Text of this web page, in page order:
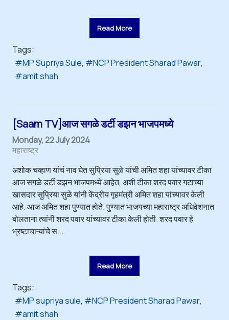
Read More
Tags:
MP Supriya Sule
NCP President Sharad Pawar
amit shah
[Saam TV]आज सगळे डर्टी डझन भाजपमध्ये
Monday, 22 July 2024
महाराष्ट्र
अशोक चव्हाण यांचं नाव घेत सुप्रिया सुळे यांची अमित शहा यांच्यावर टीका
आज सगळे डर्टी डझन भाजपमध्ये आहेत, अशी टीका शरद पवार गटाच्या
खासदार सुप्रिया सुळे यांनी केंद्रीय गृहमंत्री अमित शहा यांच्यावर केली
आहे. आज अमित शहा पुण्यात होते. पुण्यात भाजपच्या महाराष्ट्र अधिवेशनात
बोलताना त्यांनी शरद पवार यांच्यावर टीका केली होती. शरद पवार हे
भ्रष्टाचाऱ्यांचे स...
Read More
Tags:
MP supriya sule
NCP President Sharad Pawar
amit shah